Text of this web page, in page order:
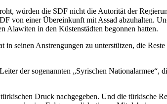
würden die SDF nicht die Autorität der
von einer Übereinkunft mit Assad abzuhalten.
Alawiten in den Küstenstädten begonnen hatten.
seinen Anstrengungen zu unterstützen, die
der sogenannten „Syrischen Nationalarmee“,
Druck nachgegeben. Und die türkische